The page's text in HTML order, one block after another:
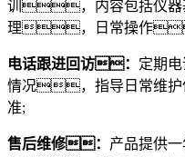
训，内容包括仪
理，日常操作
电话跟进回访： 定期
情况，指导日常维
准;
售后维修： 产品提供